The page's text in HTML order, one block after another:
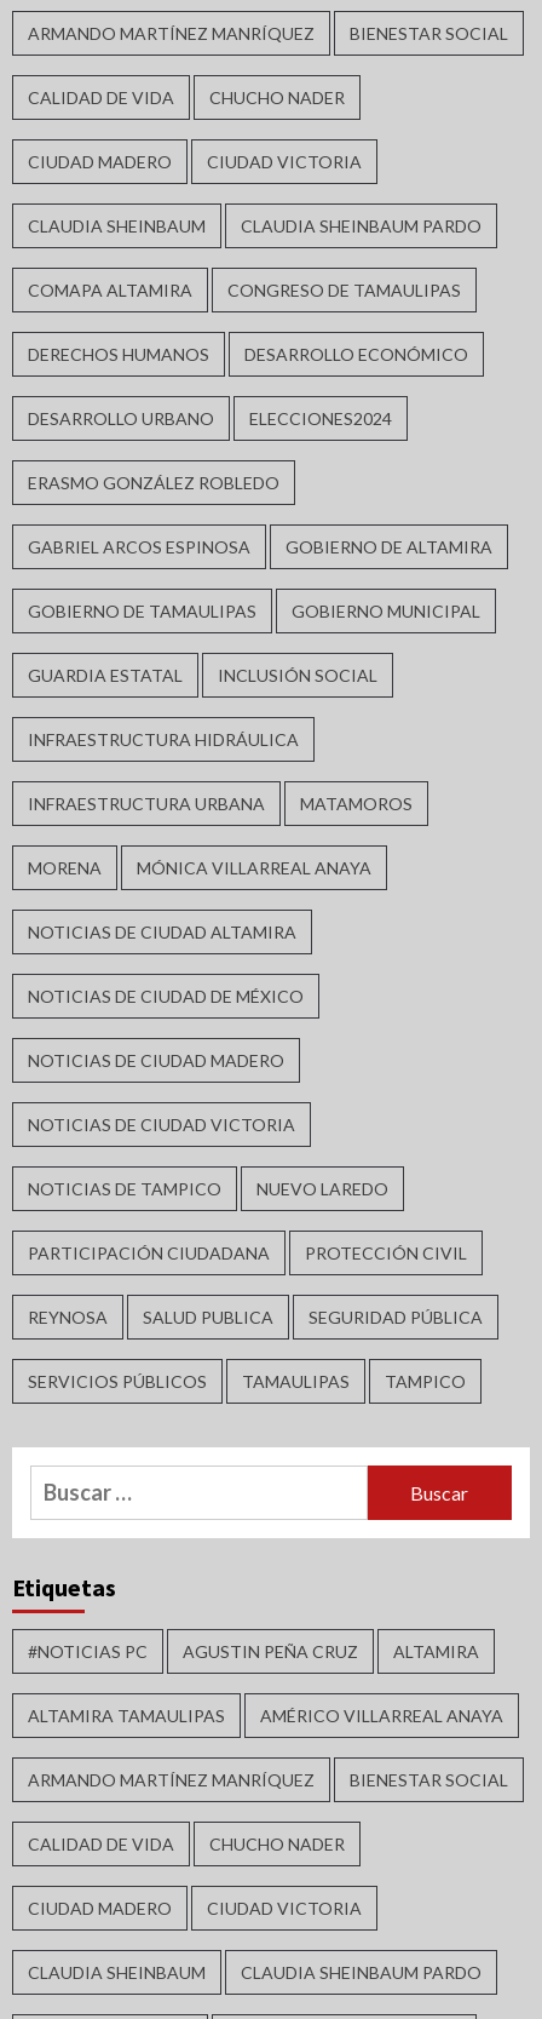
ARMANDO MARTÍNEZ MANRÍQUEZ BIENESTAR SOCIAL
CALIDAD DE VIDA CHUCHO NADER
CIUDAD MADERO CIUDAD VICTORIA
CLAUDIA SHEINBAUM CLAUDIA SHEINBAUM PARDO
COMAPA ALTAMIRA CONGRESO DE TAMAULIPAS
DERECHOS HUMANOS DESARROLLO ECONÓMICO
DESARROLLO URBANO ELECCIONES2024
ERASMO GONZÁLEZ ROBLEDO
GABRIEL ARCOS ESPINOSA GOBIERNO DE ALTAMIRA
GOBIERNO DE TAMAULIPAS GOBIERNO MUNICIPAL
GUARDIA ESTATAL INCLUSIÓN SOCIAL
INFRAESTRUCTURA HIDRÁULICA
INFRAESTRUCTURA URBANA MATAMOROS
MORENA MÓNICA VILLARREAL ANAYA
NOTICIAS DE CIUDAD ALTAMIRA
NOTICIAS DE CIUDAD DE MÉXICO
NOTICIAS DE CIUDAD MADERO
NOTICIAS DE CIUDAD VICTORIA
NOTICIAS DE TAMPICO NUEVO LAREDO
PARTICIPACIÓN CIUDADANA PROTECCIÓN CIVIL
REYNOSA SALUD PUBLICA SEGURIDAD PÚBLICA
SERVICIOS PÚBLICOS TAMAULIPAS TAMPICO
Buscar:
Etiquetas
#NOTICIAS PC AGUSTIN PEÑA CRUZ ALTAMIRA
ALTAMIRA TAMAULIPAS AMÉRICO VILLARREAL ANAYA
ARMANDO MARTÍNEZ MANRÍQUEZ BIENESTAR SOCIAL
CALIDAD DE VIDA CHUCHO NADER
CIUDAD MADERO CIUDAD VICTORIA
CLAUDIA SHEINBAUM CLAUDIA SHEINBAUM PARDO